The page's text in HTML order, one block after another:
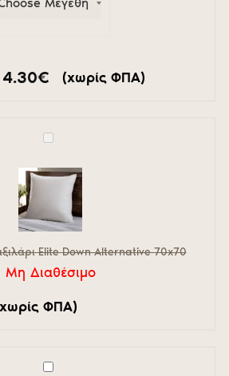
4.30€ Price
4.30€
(χωρίς ΦΠΑ)
Elite Down Alternative 70x70
Μη Διαθέσιμο
ΦΠΑ)